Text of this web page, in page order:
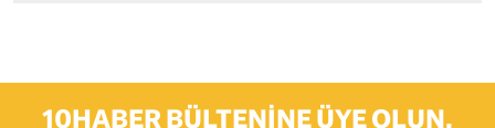
10HABER BÜLTENINE ÜYE OLUN,